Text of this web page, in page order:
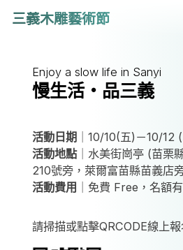
三義木雕藝術節
Enjoy a slow life in Sanyi
慢生活・品三義
活動日期 ｜10/10(五)－10/12
活動地點｜水美街崗亭 (苗栗
210號旁，萊爾富苗縣苗義店
活動費用 ｜免費 Free，名額
請掃描或點擊QRCODE線上報